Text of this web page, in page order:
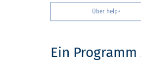
Über help+
Ein